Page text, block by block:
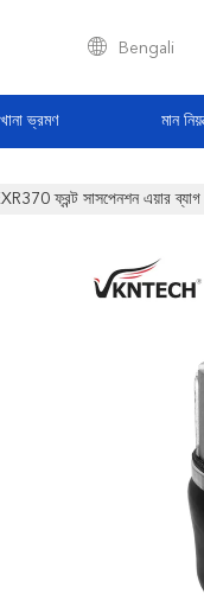
Bengali
ভ্রমণ মান
ফ্রন্ট সাসপেনশন এয়ার